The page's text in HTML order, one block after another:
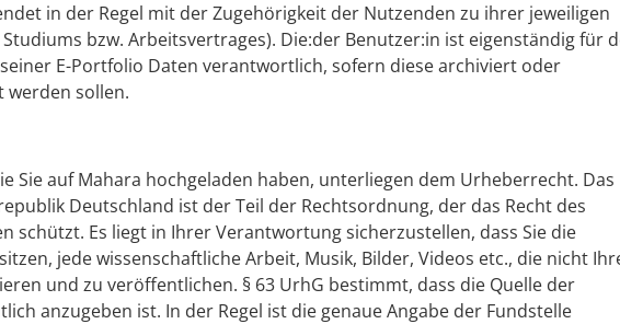
in der Regel mit der Zugehörigkeit der Nutzenden zu ihrer jeweiligen
Studiums bzw. Arbeitsvertrages). Die:der Benutzer:in ist eigenständig für
E-Portfolio Daten verantwortlich, sofern diese archiviert oder
werden sollen.
Sie auf Mahara hochgeladen haben, unterliegen dem Urheberrecht. Das
Deutschland ist der Teil der Rechtsordnung, der das Recht des
schützt. Es liegt in Ihrer Verantwortung sicherzustellen, dass Sie die
jede wissenschaftliche Arbeit, Musik, Bilder, Videos etc., die nicht
und zu veröffentlichen. § 63 UrhG bestimmt, dass die Quelle der
anzugeben ist. In der Regel ist die genaue Angabe der Fundstelle